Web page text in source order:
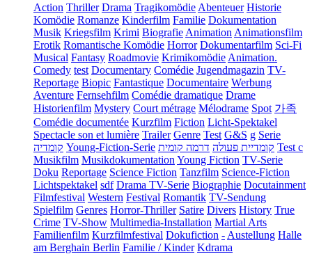
Action Thriller Drama Tragikomödie Abenteuer Historie
Komödie Romanze Kinderfilm Familie Dokumentation
Musik Kriegsfilm Krimi Biografie Animation Animationsfilm
Erotik Romantische Komödie Horror Dokumentarfilm Sci-Fi
Musical Fantasy Roadmovie Krimikomödie Animation.
Comedy test Documentary Comédie Jugendmagazin TV-
Reportage Biopic Fantastique Documentaire Werbung
Aventure Fernsehfilm Comédie dramatique Drame
Historienfilm Mystery Court métrage Mélodrame Spot 가족
Comédie documentée Kurzfilm Fiction Licht-Spektakel
Spectacle son et lumière Trailer Genre Test G&S g Serie
קומדיה Young-Fiction-Serie קומדיית פעולה דרמה קומית
Test c
Musikfilm Musikdokumentation Young Fiction TV-Serie
Doku Reportage Science Fiction Tanzfilm Science-Fiction
Lichtspektakel sdf Drama TV-Serie Biographie Docutainment
Filmfestival Western Festival Romantik TV-Sendung
Spielfilm Genres Horror-Thriller Satire Divers History True
Crime TV-Show Multimedia-Installation Martial Arts
Familienfilm Kurzfilmfestival Dokufiction - Austellung Halle
am Berghain Berlin Familie / Kinder Kdrama